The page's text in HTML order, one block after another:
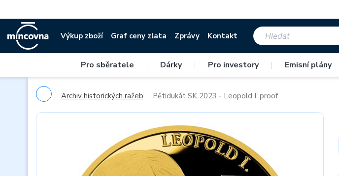
Výkup zboží Graf ceny zlata Zprávy Kontakt
Pro sběratele | Dárky | Pro investory | Emisní plány
Archiv historických ražeb Pětidukát SK 2023 - Leopold I. proof